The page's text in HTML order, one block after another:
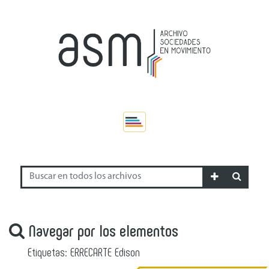
Navegar por los elementos
Etiquetas: ERRECARTE Edison